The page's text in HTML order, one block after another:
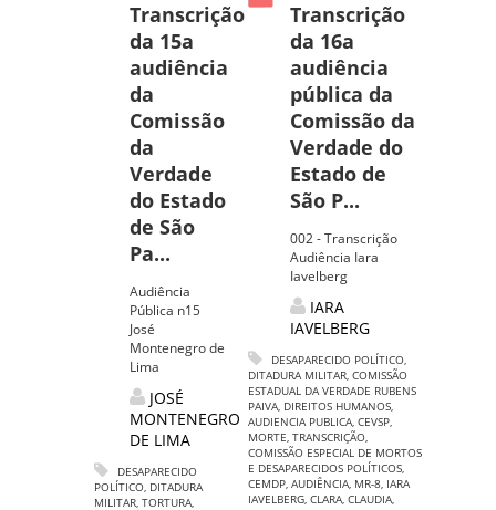
Transcrição
da 15a
audiência
da
Comissão
da
Verdade
do Estado
de São
Pa...
Audiência
Pública n15
José
Montenegro de
Lima
JOSÉ
MONTENEGRO
DE LIMA
DESAPARECIDO
POLÍTICO, DITADURA
MILITAR, TORTURA,
Transcrição
da 16a
audiência
pública da
Comissão da
Verdade do
Estado de
São P...
002 - Transcrição
Audiência Iara
Iavelberg
IARA
IAVELBERG
DESAPARECIDO POLÍTICO,
DITADURA MILITAR, COMISSÃO
ESTADUAL DA VERDADE RUBENS
PAIVA, DIREITOS HUMANOS,
AUDIENCIA PUBLICA, CEVSP,
MORTE, TRANSCRIÇÃO,
COMISSÃO ESPECIAL DE MORTOS
E DESAPARECIDOS POLÍTICOS,
CEMDP, AUDIÊNCIA, MR-8, IARA
IAVELBERG, CLARA, CLAUDIA,